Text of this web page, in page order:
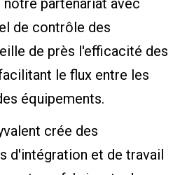
partenariat avec
de contrôle des
de près l'efficacité des
le flux entre les
équipements.
crée des
d'intégration et de travail